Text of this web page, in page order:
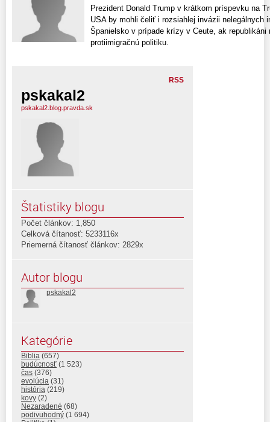
Prezident Donald Trump v krátkom príspevku na
USA by mohli čeliť i rozsiahlej invázii nelegálnych
Španielsko v prípade krízy v Ceute, ak republikáni
protiimigračnú politiku.
RSS
pskakal2
pskakal2.blog.pravda.sk
Štatistiky blogu
Počet článkov: 1,850
Celková čítanosť: 5233116x
Priemerná čítanosť článkov: 2829x
Autor blogu
pskakal2
Kategórie
Biblia (657)
budúcnosť (1 523)
čas (376)
evolúcia (31)
história (219)
kovy (2)
Nezaradené (68)
podivuhodný (1 694)